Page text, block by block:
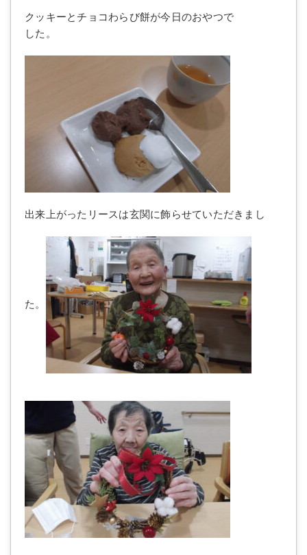
クッキーとチョコわらび餅が今日のおやつで
した。
出来上がったリースは玄関に飾らせていただきまし
た。